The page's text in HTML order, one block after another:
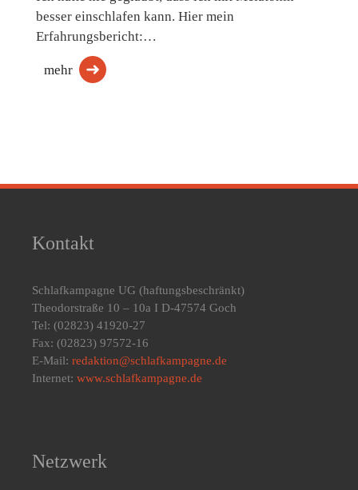
besser einschlafen kann. Hier mein
Erfahrungsbericht:…
mehr
Kontakt
Schlafkampagne UG (haftungsbeschränkt)
Theodorstraße 10 – 10a I D-47574 Goch
Tel: (02823) 41920-27
Fax: (02823) 97572-16
E-Mail: redaktion@schlafkampagne.de
Internet: www.schlafkampagne.de
Netzwerk